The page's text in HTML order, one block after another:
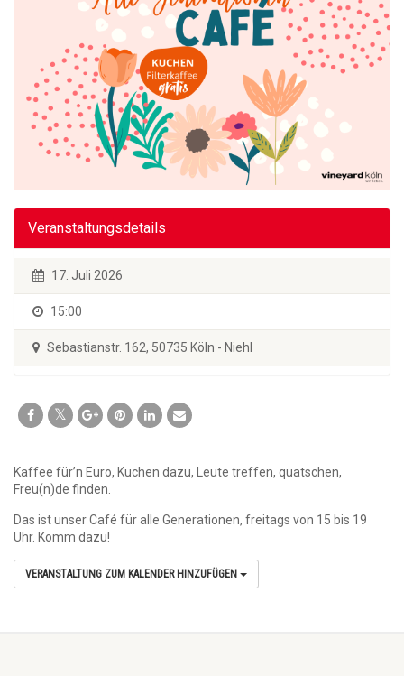
Veranstaltungsdetails
17. Juli 2026
15:00
Sebastianstr. 162, 50735 Köln - Niehl
Kaffee für’n Euro, Kuchen dazu, Leute treffen, quatschen,
Freu(n)de finden.
Das ist unser Café für alle Generationen, freitags von 15 bis 19
Uhr. Komm dazu!
VERANSTALTUNG ZUM KALENDER HINZUFÜGEN